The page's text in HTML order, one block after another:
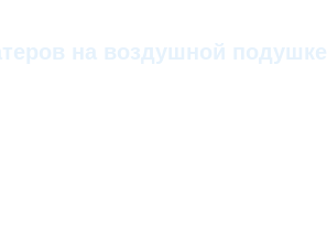
на воздушной подушке